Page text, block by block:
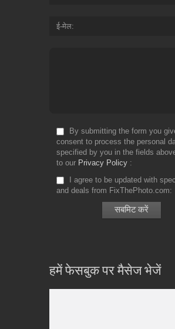
ई-मेल
By submitting the form you
consent to process the personal
specified by you in the fields
to our Privacy Policy
I agree to be updated with
and deals from FixThePhoto.com
हमें फेसबुक पर मैसेज भेजें